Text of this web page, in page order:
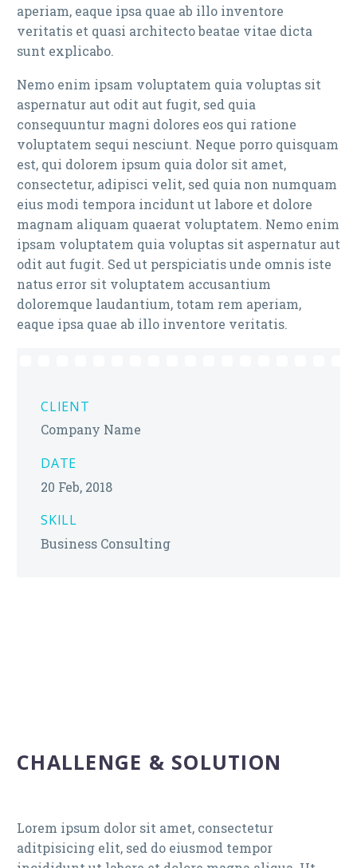
aperiam, eaque ipsa quae ab illo inventore
veritatis et quasi architecto beatae vitae dicta
sunt explicabo.
Nemo enim ipsam voluptatem quia voluptas sit
aspernatur aut odit aut fugit, sed quia
consequuntur magni dolores eos qui ratione
voluptatem sequi nesciunt. Neque porro quisquam
est, qui dolorem ipsum quia dolor sit amet,
consectetur, adipisci velit, sed quia non numquam
eius modi tempora incidunt ut labore et dolore
magnam aliquam quaerat voluptatem. Nemo enim
ipsam voluptatem quia voluptas sit aspernatur aut
odit aut fugit. Sed ut perspiciatis unde omnis iste
natus error sit voluptatem accusantium
doloremque laudantium, totam rem aperiam,
eaque ipsa quae ab illo inventore veritatis.
CLIENT
Company Name
DATE
20 Feb, 2018
SKILL
Business Consulting
CHALLENGE & SOLUTION
Lorem ipsum dolor sit amet, consectetur
aditpisicing elit, sed do eiusmod tempor